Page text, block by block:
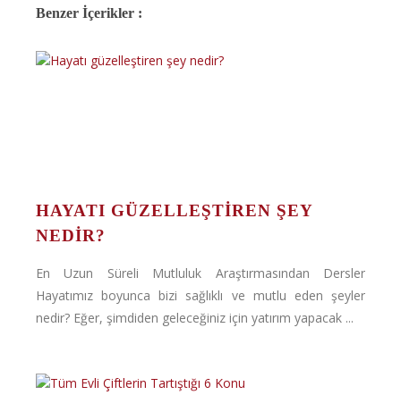
Benzer İçerikler :
HAYATI GÜZELLEŞTIREN ŞEY
NEDIR?
En Uzun Süreli Mutluluk Araştırmasından Dersler
Hayatımız boyunca bizi sağlıklı ve mutlu eden şeyler
nedir? Eğer, şimdiden geleceğiniz için yatırım yapacak ...